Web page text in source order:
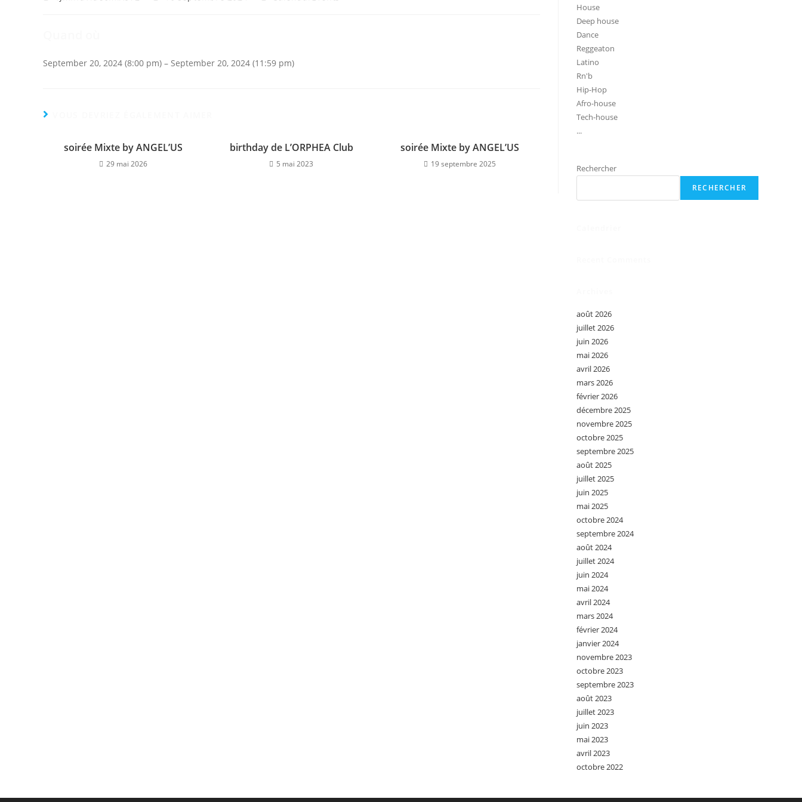
September 20, 2024 (8:00 pm) – September 20, 2024 (11:59 pm)
soirée Mixte by ANGEL’US
29 mai 2026
birthday de L’ORPHEA Club
5 mai 2023
soirée Mixte by ANGEL’US
19 septembre 2025
House
Deep house
Dance
Reggeaton
Latino
Rn'b
Hip-Hop
Afro-house
Tech-house
...
Rechercher
RECHERCHER
août 2026
juillet 2026
juin 2026
mai 2026
avril 2026
mars 2026
février 2026
décembre 2025
novembre 2025
octobre 2025
septembre 2025
août 2025
juillet 2025
juin 2025
mai 2025
octobre 2024
septembre 2024
août 2024
juillet 2024
juin 2024
mai 2024
avril 2024
mars 2024
février 2024
janvier 2024
novembre 2023
octobre 2023
septembre 2023
août 2023
juillet 2023
juin 2023
mai 2023
avril 2023
octobre 2022